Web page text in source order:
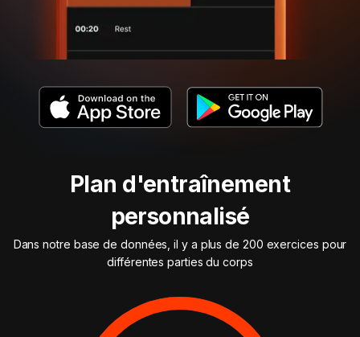
Plan d'entraînement
personnalisé
Dans notre base de données, il y a plus de 200 exercices pour
différentes parties du corps